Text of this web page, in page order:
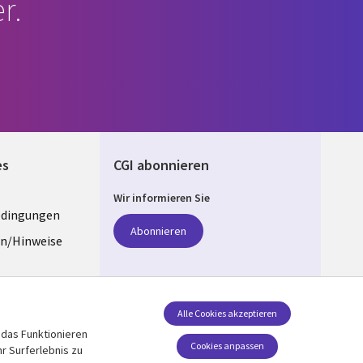
Hinweise
CGI abonnieren
Wir informieren Sie
Abonnieren
Folgen Sie uns
Social Media GERMANY
Funktionieren
Surferlebnis zu
Cookies anpassen
Alle Cookies akzeptieren